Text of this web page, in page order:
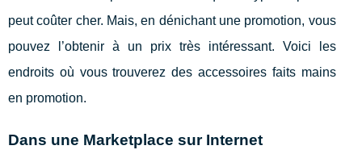
peut coûter cher. Mais, en dénichant une promotion, vous
pouvez l’obtenir à un prix très intéressant. Voici les
endroits où vous trouverez des accessoires faits mains
en promotion.
Dans une Marketplace sur Internet